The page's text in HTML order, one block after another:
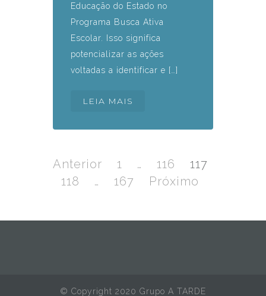
Educação do Estado no
Programa Busca Ativa
Escolar. Isso significa
potencializar as ações
voltadas a identificar e […]
LEIA MAIS
por
posts
Anterior Página
1 … Página
116 Página
117
118
… Página
167 Próximo
© Copyright 2020 Grupo A TARDE